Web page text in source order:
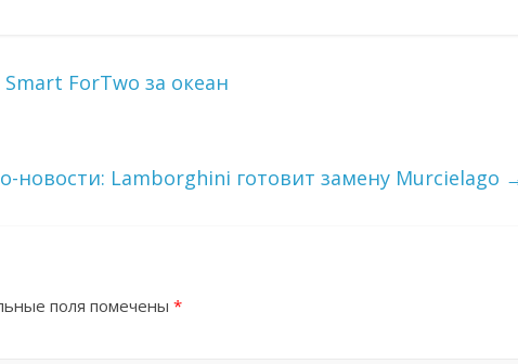
ForTwo за океан
новости: Lamborghini готовит замену Murcielago
поля помечены *